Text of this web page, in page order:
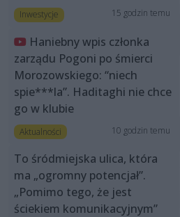
Inwestycje 15 godzin temu
Haniebny wpis członka
zarządu Pogoni po śmierci
Morozowskiego: “niech
spie***la”. Haditaghi nie chce
go w klubie
Aktualności 10 godzin temu
To śródmiejska ulica, która
ma „ogromny potencjał”.
„Pomimo tego, że jest
ściekiem komunikacyjnym”